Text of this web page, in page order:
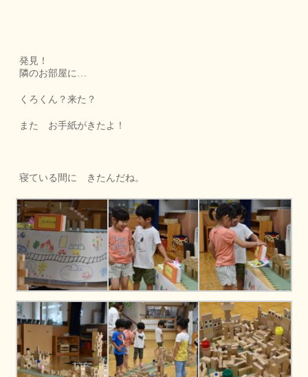
発見！
隣のお部屋に…
くろくん？来た？
また お手紙がきたよ！
寝ている間に きたんだね。